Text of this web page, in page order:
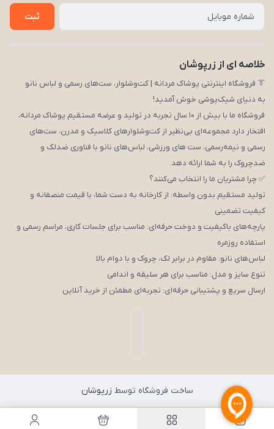
تماس با ما
ثبت
خلاصه ای از زرپوشان
👔 فروشگاه اینترنتی پوشاک مردانه | کت‌وشلوار، ست‌های رسمی و لباس نانو
به دنیای شیک‌پوشی خوش آمدید!
فروشگاه ما با بیش از ۱۰ سال تجربه در تولید و عرضه مستقیم پوشاک مردانه،
افتخار دارد مجموعه‌ای بی‌نظیر از کت‌وشلوارهای کلاسیک و مدرن، ست‌های
رسمی و نیمه‌رسمی، ست های ورزشی، لباس‌های نانو با فناوری ضدلک و
ضدچروک را به شما ارائه دهد.
✅ چرا مشتریان ما را انتخاب می‌کنند؟
تولید مستقیم بدون واسطه: از کارخانه به دست شما، با قیمت منصفانه و
کیفیت تضمینی
پارچه‌های باکیفیت و دوخت حرفه‌ای: مناسب برای جلسات کاری، مراسم رسمی و
استفاده روزمره
لباس‌های نانو: مقاوم در برابر لک، چروک و با دوام بالا
تنوع سایز و مدل: مناسب برای هر سلیقه و اندامی
ارسال سریع و پشتیبانی حرفه‌ای: تجربه‌ای مطمئن از خرید آنلاین
ساخت فروشگاه توسط زرپوشان